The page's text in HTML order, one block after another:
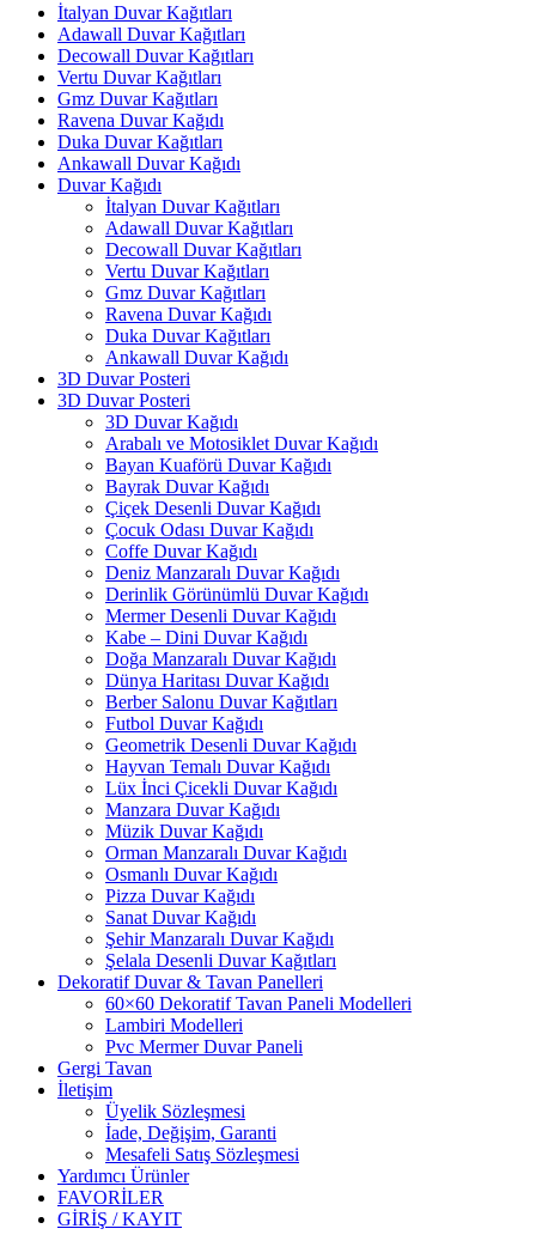
İtalyan Duvar Kağıtları
Adawall Duvar Kağıtları
Decowall Duvar Kağıtları
Vertu Duvar Kağıtları
Gmz Duvar Kağıtları
Ravena Duvar Kağıdı
Duka Duvar Kağıtları
Ankawall Duvar Kağıdı
Duvar Kağıdı
İtalyan Duvar Kağıtları
Adawall Duvar Kağıtları
Decowall Duvar Kağıtları
Vertu Duvar Kağıtları
Gmz Duvar Kağıtları
Ravena Duvar Kağıdı
Duka Duvar Kağıtları
Ankawall Duvar Kağıdı
3D Duvar Posteri
3D Duvar Posteri
3D Duvar Kağıdı
Arabalı ve Motosiklet Duvar Kağıdı
Bayan Kuaförü Duvar Kağıdı
Bayrak Duvar Kağıdı
Çiçek Desenli Duvar Kağıdı
Çocuk Odası Duvar Kağıdı
Coffe Duvar Kağıdı
Deniz Manzaralı Duvar Kağıdı
Derinlik Görünümlü Duvar Kağıdı
Mermer Desenli Duvar Kağıdı
Kabe – Dini Duvar Kağıdı
Doğa Manzaralı Duvar Kağıdı
Dünya Haritası Duvar Kağıdı
Berber Salonu Duvar Kağıtları
Futbol Duvar Kağıdı
Geometrik Desenli Duvar Kağıdı
Hayvan Temalı Duvar Kağıdı
Lüx İnci Çicekli Duvar Kağıdı
Manzara Duvar Kağıdı
Müzik Duvar Kağıdı
Orman Manzaralı Duvar Kağıdı
Osmanlı Duvar Kağıdı
Pizza Duvar Kağıdı
Sanat Duvar Kağıdı
Şehir Manzaralı Duvar Kağıdı
Şelala Desenli Duvar Kağıtları
Dekoratif Duvar & Tavan Panelleri
60×60 Dekoratif Tavan Paneli Modelleri
Lambiri Modelleri
Pvc Mermer Duvar Paneli
Gergi Tavan
İletişim
Üyelik Sözleşmesi
İade, Değişim, Garanti
Mesafeli Satış Sözleşmesi
Yardımcı Ürünler
FAVORİLER
GİRİŞ / KAYIT